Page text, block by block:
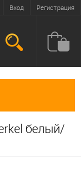
Вход Регистрация
белый/